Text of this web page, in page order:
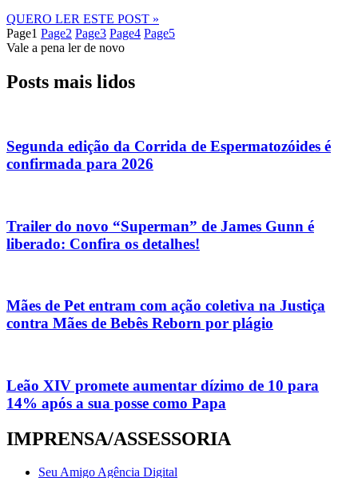
QUERO LER ESTE POST »
Page1 Page2 Page3 Page4 Page5
Vale a pena ler de novo
Posts mais lidos
Segunda edição da Corrida de Espermatozóides é
confirmada para 2026
Trailer do novo “Superman” de James Gunn é
liberado: Confira os detalhes!
Mães de Pet entram com ação coletiva na Justiça
contra Mães de Bebês Reborn por plágio
Leão XIV promete aumentar dízimo de 10 para
14% após a sua posse como Papa
IMPRENSA/ASSESSORIA
Seu Amigo Agência Digital